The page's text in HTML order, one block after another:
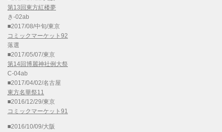
第13回東方紅楼夢
き-02ab
■2017/08/中旬/東京
コミックマーケット92
落選
■2017/05/07/東京
第14回博麗神社例大祭
C-04ab
■2017/04/02/名古屋
東方名華祭11
■2016/12/29/東京
コミックマーケット91
■2016/10/09/大阪